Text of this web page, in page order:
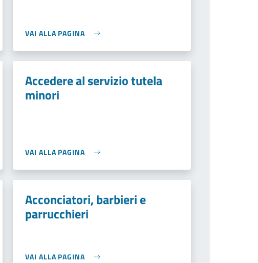
VAI ALLA PAGINA
Accedere al servizio tutela
minori
VAI ALLA PAGINA
Acconciatori, barbieri e
parrucchieri
VAI ALLA PAGINA